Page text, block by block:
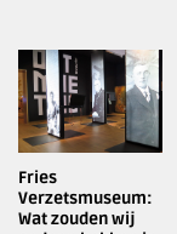
Fries
Verzetsmuseum:
Wat zouden wij